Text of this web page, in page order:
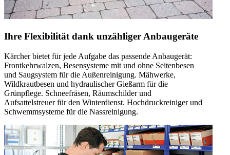
Ihre Flexibilität dank unzähliger Anbaugeräte
Kärcher bietet für jede Aufgabe das passende Anbaugerät:
Frontkehrwalzen, Besensysteme mit und ohne Seitenbesen
und Saugsystem für die Außenreinigung. Mähwerke,
Wildkrautbesen und hydraulischer Gießarm für die
Grünpflege. Schneefräsen, Räumschilder und
Aufsattelstreuer für den Winterdienst. Hochdruckreiniger und
Schwemmsysteme für die Nassreinigung.